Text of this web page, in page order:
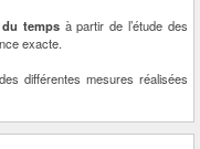
temps à partir de l’étude des
exacte.
différentes mesures réalisées